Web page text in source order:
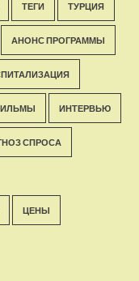
ТЕГИ ТУРЦИЯ
АНОНС ПРОГРАММЫ
ИНТЕРВЬЮ
СПРОСА
ЦЕНЫ